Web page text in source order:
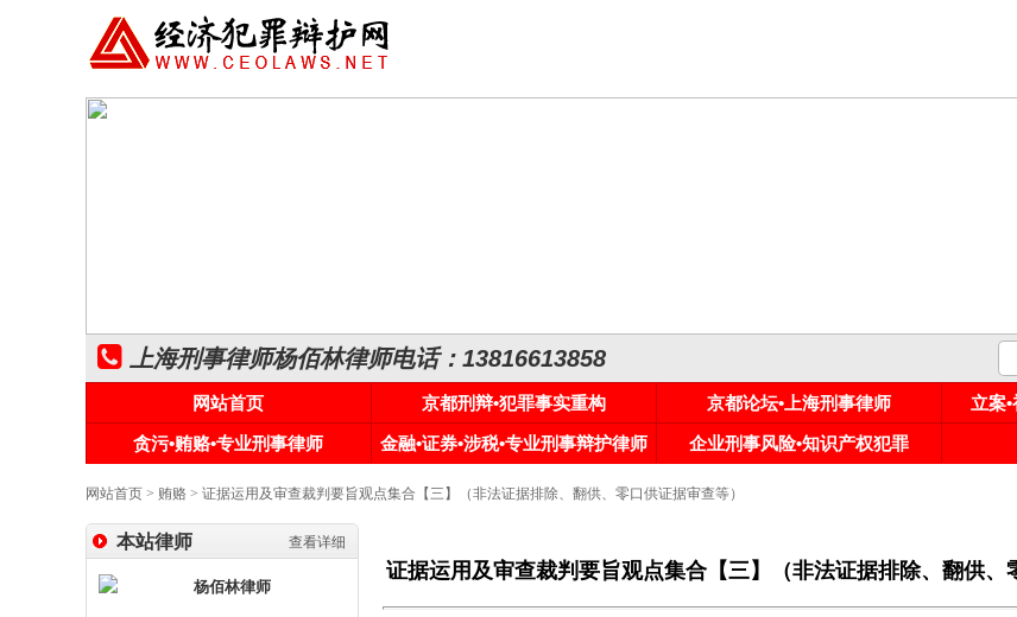
上海刑事律师杨佰林律师电话：13816613858
网站首页 京都刑辩•犯罪事实重构 京都论坛•上海刑事律师 立案
贪污•贿赂•专业刑事律师
金融•证券•涉税•专业刑事辩护律师 企业刑事风险•知识产权犯罪
网站首页 > 贿赂 > 证据运用及审查裁判要旨观点集合【三】（非法证据排除、翻供、零口供证据审查等）
查看详细
本站律师
证据运用及审查裁判要旨观点集合【三】（非法证据排除、翻供、